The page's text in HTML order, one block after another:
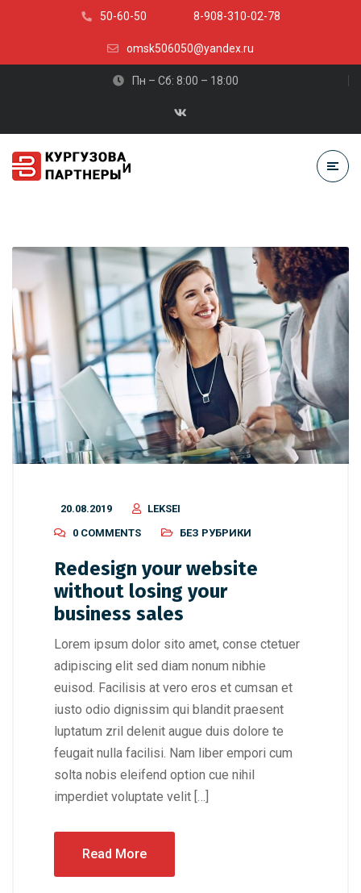
50-60-50 8-908-310-02-78
omsk506050@yandex.ru
Пн – Сб: 8:00 – 18:00
20.08.2019
LEKSEI
0 COMMENTS
БЕЗ РУБРИКИ
Redesign your website
without losing your
business sales
Lorem ipsum dolor sito amet, conse ctetuer
adipiscing elit sed diam nonum nibhie
euisod. Facilisis at vero eros et cumsan et
iusto odio dignissim qui blandit praesent
luptatum zril delenit augue duis dolore te
feugait nulla facilisi. Nam liber empori cum
solta nobis eleifend option cue nihil
imperdiet voluptate velit […]
Read More